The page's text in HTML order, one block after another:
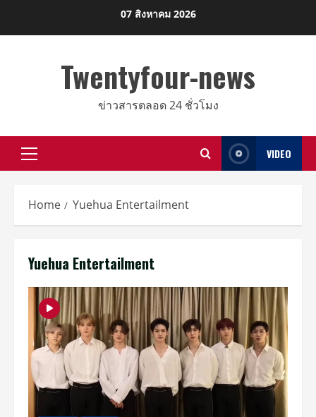
07 สิงหาคม 2026
Twentyfour-news
ข่าวสารตลอด 24 ชั่วโมง
Primary
VIDEO
Home Yuehua Entertailment
Yuehua Entertailment